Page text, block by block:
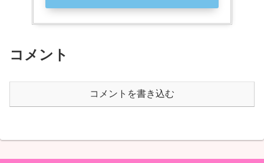
コメント
コメントを書き込む